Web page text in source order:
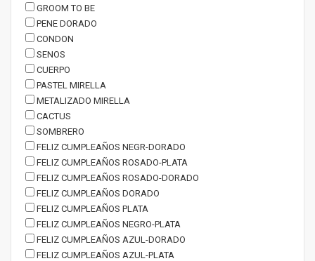
GROOM TO BE
PENE DORADO
CONDON
SENOS
CUERPO
PASTEL MIRELLA
METALIZADO MIRELLA
CACTUS
SOMBRERO
FELIZ CUMPLEAÑOS NEGR-DORADO
FELIZ CUMPLEAÑOS ROSADO-PLATA
FELIZ CUMPLEAÑOS ROSADO-DORADO
FELIZ CUMPLEAÑOS DORADO
FELIZ CUMPLEAÑOS PLATA
FELIZ CUMPLEAÑOS NEGRO-PLATA
FELIZ CUMPLEAÑOS AZUL-DORADO
FELIZ CUMPLEAÑOS AZUL-PLATA